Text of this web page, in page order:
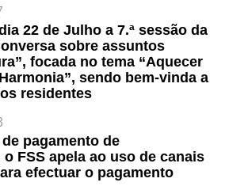
22 de Julho a 7.ª sessão da
sobre assuntos
focada no tema “Aquecer
sendo bem-vinda a
residentes
pagamento de
FSS apela ao uso de canais
efectuar o pagamento